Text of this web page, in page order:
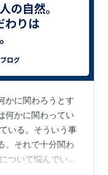
かに関わろうとす
何かに関わってい
いる。そういう事
。それで十分関わ
ついて悩んでい